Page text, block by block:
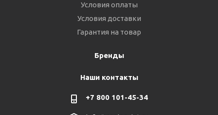
Условия оплаты
Условия доставки
Гарантия на товар
Бренды
Наши контакты
+7 800 101-45-34